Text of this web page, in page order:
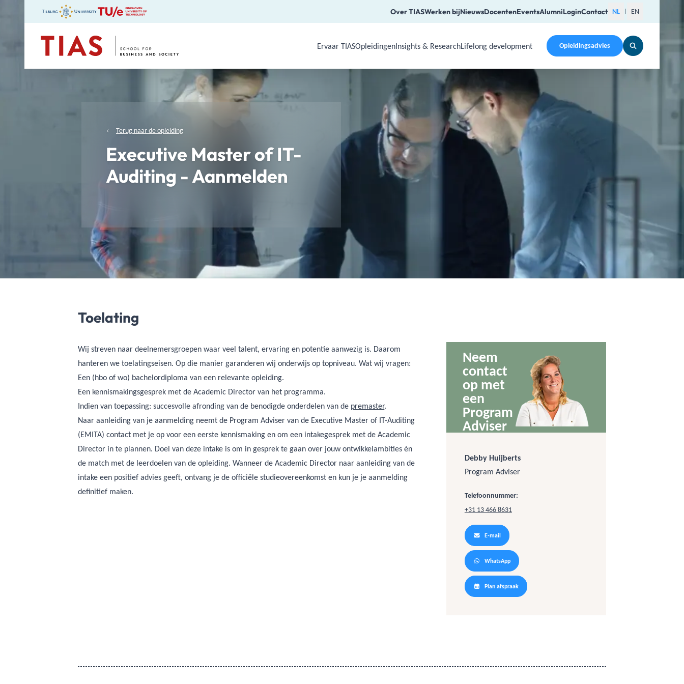
Over TIASWerken bijNieuwsDocentenEventsAlumniLoginContact NL EN
Use Arrow Down, Enter or Space to open a submenu. Use Arrow Up, Home, End to navigate items
Ervaar TIASOpleidingenInsights & ResearchLifelong development Opleidingsadvies
Terug naar de opleiding
Executive Master of IT-
Auditing - Aanmelden
Toelating
Wij streven naar deelnemersgroepen waar veel talent, ervaring en potentie aanwezig is. Daarom
hanteren we toelatingseisen. Op die manier garanderen wij onderwijs op topniveau. Wat wij vragen:
Een (hbo of wo) bachelordiploma van een relevante opleiding.
Een kennismakingsgesprek met de Academic Director van het programma.
Indien van toepassing: succesvolle afronding van de benodigde onderdelen van de premaster.
Naar aanleiding van je aanmelding neemt de Program Adviser van de Executive Master of IT-Auditing
(EMITA) contact met je op voor een eerste kennismaking en om een intakegesprek met de Academic
Director in te plannen. Doel van deze intake is om in gesprek te gaan over jouw ontwikkelambities én
de match met de leerdoelen van de opleiding. Wanneer de Academic Director naar aanleiding van de
intake een positief advies geeft, ontvang je de officiële studieovereenkomst en kun je je aanmelding
definitief maken.
Neem
contact
op met
een
Program
Adviser
Debby Huijberts
Program Adviser
Telefoonnummer:
+31 13 466 8631
E-mail
WhatsApp
Plan afspraak